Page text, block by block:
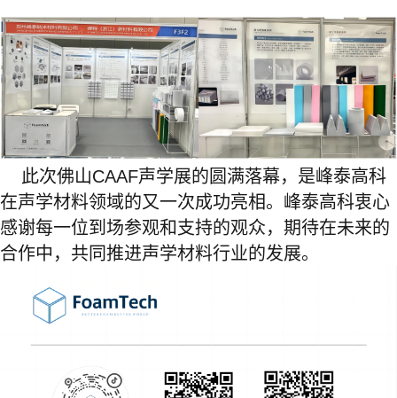
此次佛山CAAF声学展的圆满落幕，是峰泰高科
在声学材料领域的又一次成功亮相。峰泰高科衷心
感谢每一位到场参观和支持的观众，期待在未来的
合作中，共同推进声学材料行业的发展。